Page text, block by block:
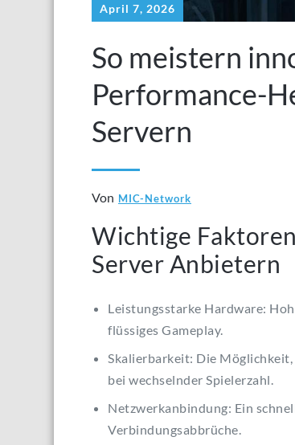
April 7, 2026
So meistern
Performance-
Servern
Von MIC-Network
Wichtige
Server Anbietern
Leistungsstarke Hardware:
flüssiges Gameplay.
Skalierbarkeit: Die Möglichkeit,
bei wechselnder Spielerzahl.
Netzwerkanbindung: Ein
Verbindungsabbrüche.